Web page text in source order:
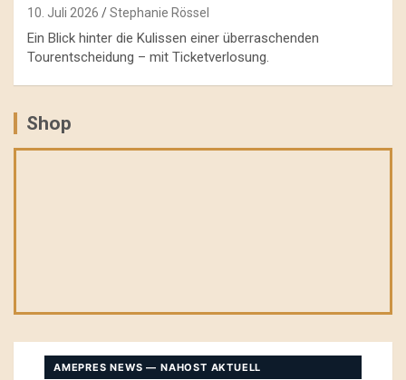
10. Juli 2026 Stephanie Rössel
Ein Blick hinter die Kulissen einer überraschenden
Tourentscheidung – mit Ticketverlosung.
Shop